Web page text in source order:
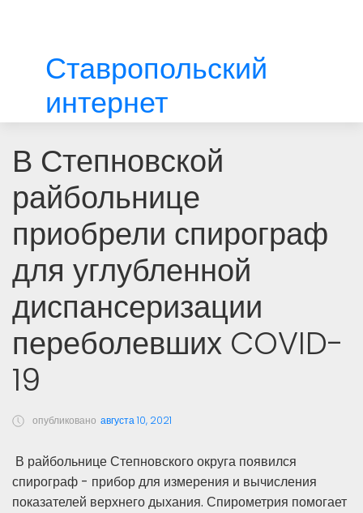
Ставропольский
интернет
В Степновской
райбольнице
приобрели спирограф
для углубленной
диспансеризации
переболевших COVID-
19
опубликовано августа 10, 2021
В райбольнице Степновского округа появился
спирограф - прибор для измерения и вычисления
показателей верхнего дыхания. Спирометрия помогает